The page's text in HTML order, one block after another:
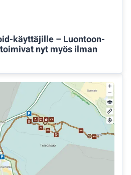
käyttäjille – Luontoon-
nyt myös ilman